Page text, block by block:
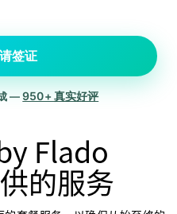
签证
成 —950+ 真实好评
Flado
的服务